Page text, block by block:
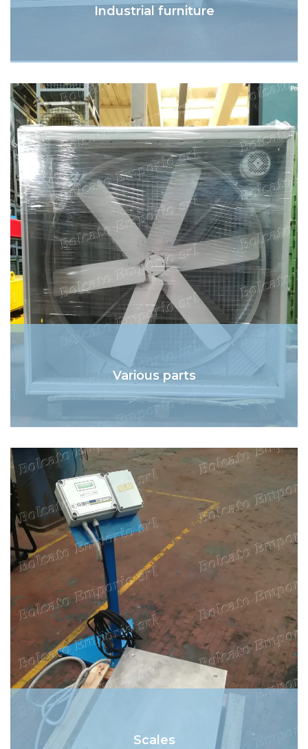
Industrial furniture
Various parts
Scales